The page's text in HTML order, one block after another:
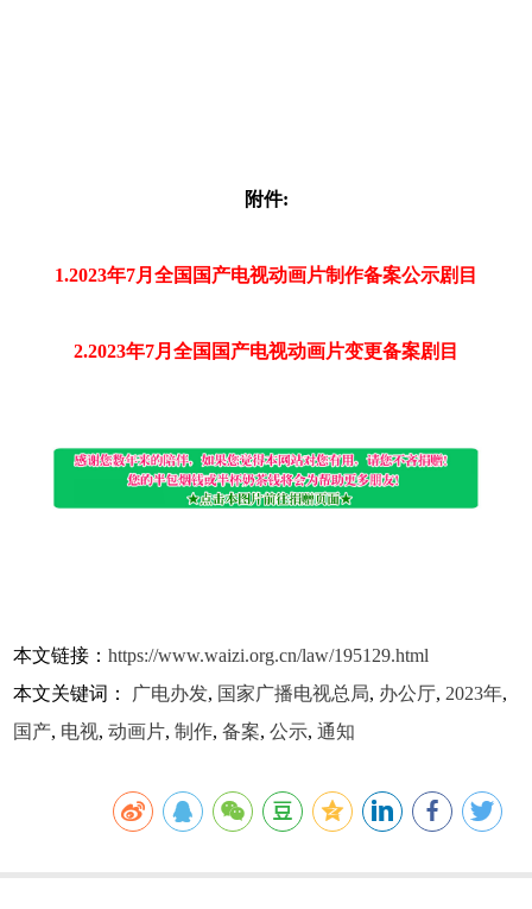
附件:
1.2023年7月全国国产电视动画片制作备案公示剧目
2.2023年7月全国国产电视动画片变更备案剧目
本文链接：https://www.waizi.org.cn/law/195129.html
本文关键词： 广电办发, 国家广播电视总局, 办公厅,2023年,
国产, 电视,动画片,制作,备案,公示,通知